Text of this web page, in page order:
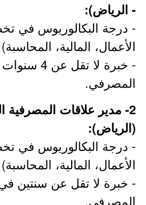
- الرياض):
- درجة البكالوريوس في
الأعمال، المالية،
- خبرة لا
المصرفي.
2- مدير علاقات المصرفية
(الرياض):
- درجة البكالوريوس في
الأعمال، المالية،
- خبرة لا تقل عن سنتين
المصرفي.